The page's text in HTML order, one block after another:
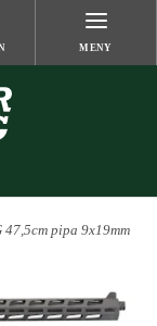
MENY
pipa 9x19mm